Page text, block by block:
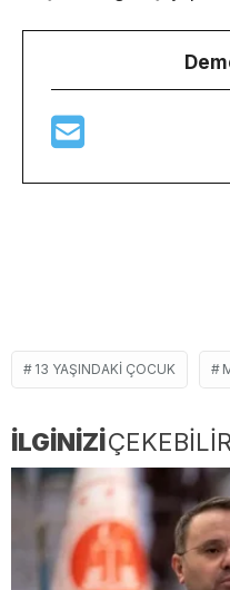
13 YAŞINDAKI ÇOCUK
İLGİNİZİÇEKEBİLİR